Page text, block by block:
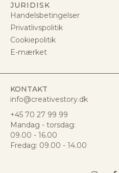
JURIDISK
Handelsbetingelser
Privatlivspolitik
Cookiepolitik
E-mærket
KONTAKT
info@creativestory.dk
+45 70 27 99 99
Mandag - torsdag:
09.00 - 16.00
Fredag: 09.00 - 14.00